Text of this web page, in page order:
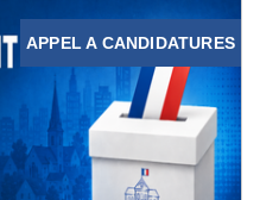
APPEL A CANDIDATURES